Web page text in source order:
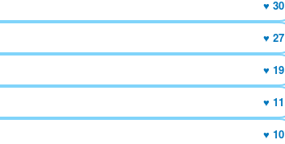
♥ 30
♥ 27
♥ 19
♥ 11
♥ 10